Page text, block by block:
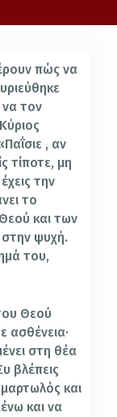
πώς να
τον
, αν
τίποτε, μη
την
το
και των
στην ψυχή.
του,
Θεού
ασθένεια·
στη θέα
βλέπεις
και
και να